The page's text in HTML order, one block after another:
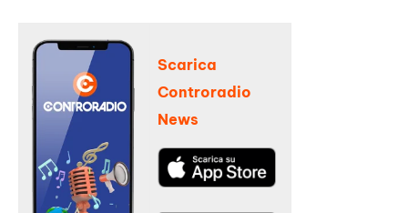
Scarica
Controradio
News